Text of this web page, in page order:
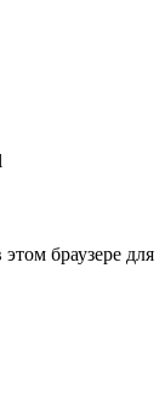
браузере для